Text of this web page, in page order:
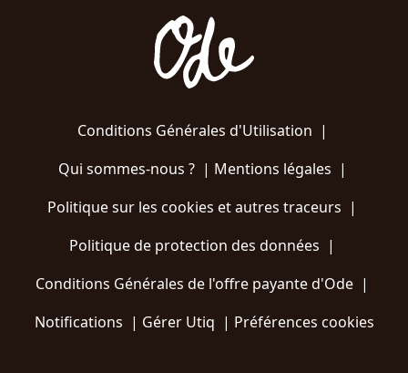
Conditions Générales d'Utilisation |
Qui sommes-nous ?| Mentions légales |
Politique sur les cookies et autres traceurs |
Politique de protection des données |
Conditions Générales de l'offre payante d'Ode |
Notifications | Gérer Utiq | Préférences cookies